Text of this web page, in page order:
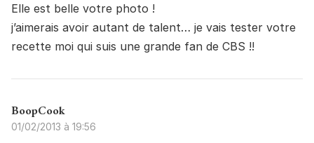
Elle est belle votre photo !
j’aimerais avoir autant de talent… je vais tester votre
recette moi qui suis une grande fan de CBS !!
BoopCook
01/02/2013 à 19:56